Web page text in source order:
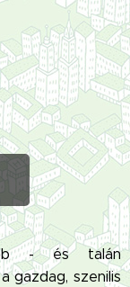
- és talán
gazdag, szenilis